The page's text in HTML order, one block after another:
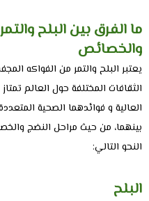
ما الفرق بين البلح
والخصائص
يعتبر البلح والتمر من الفواكه
الثقافات المختلفة حول العالم
العالية و فوائدهما الصحية
بينهما، من حيث مراحل النضج
النحو التالي:
البلح